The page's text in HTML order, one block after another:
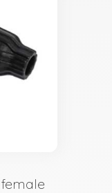
female